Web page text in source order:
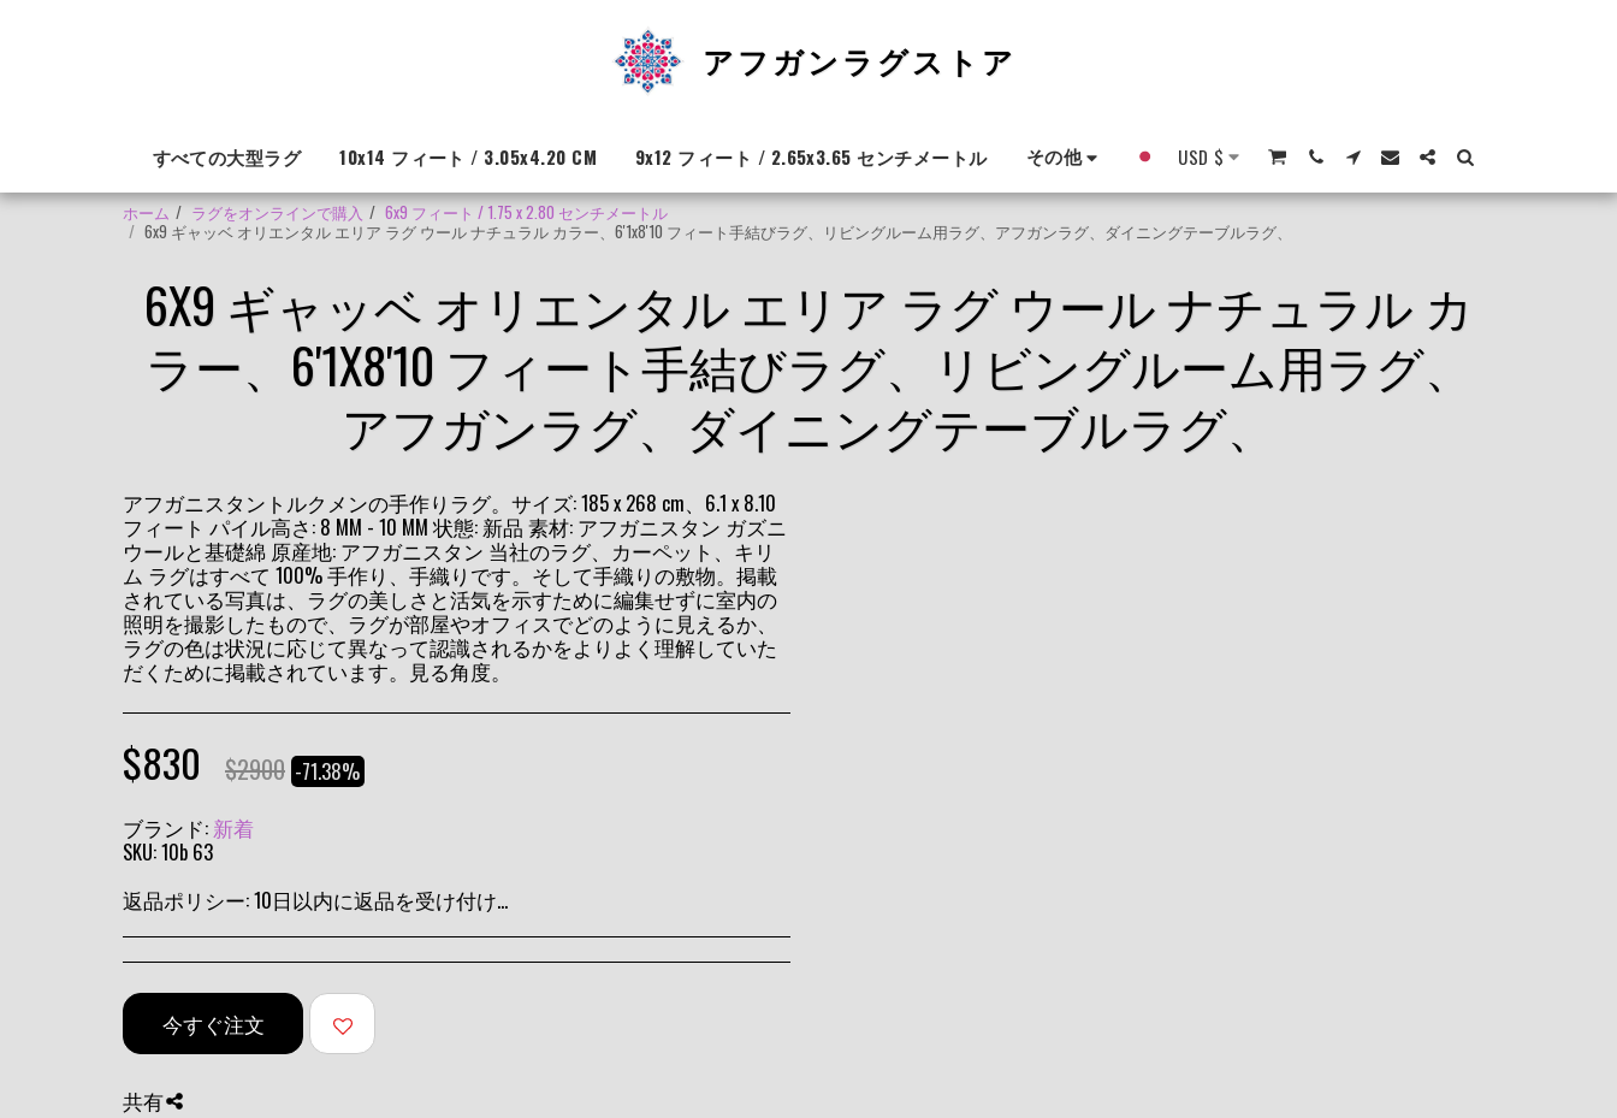
アフガンラグストア
すべての大型ラグ 10x14 フィート / 3.05x4.20 CM 9x12 フィート / 2.65x3.65 センチメートル その他 USD $
ホーム ラグをオンラインで購入
6x9 フィート / 1.75 x 2.80 センチメートル
6x9 ギャッベ オリエンタル エリア ラグ ウール ナチュラル カラー、6'1x8'10 フィート手結びラグ、リビングルーム用ラグ、アフガンラグ、ダイニングテーブルラグ、
6X9 ギャッベ オリエンタル エリア ラグ ウール ナチュラル カ
ラー、6'1X8'10 フィート手結びラグ、リビングルーム用ラグ、
アフガンラグ、ダイニングテーブルラグ、
アフガニスタントルクメンの手作りラグ。サイズ: 185 x 268 cm、6.1 x 8.10
フィート パイル高さ: 8 MM - 10 MM 状態: 新品 素材: アフガニスタン ガズニ
ウールと基礎綿 原産地: アフガニスタン 当社のラグ、カーペット、キリ
ム ラグはすべて 100% 手作り、手織りです。そして手織りの敷物。掲載
されている写真は、ラグの美しさと活気を示すために編集せずに室内の
照明を撮影したもので、ラグが部屋やオフィスでどのように見えるか、
ラグの色は状況に応じて異なって認識されるかをよりよく理解していた
だくために掲載されています。見る角度。
$830 $2900 -71.38%
ブランド: 新着
SKU:10b 63
返品ポリシー:10日以内に返品を受け付けます
今すぐ注文
共有